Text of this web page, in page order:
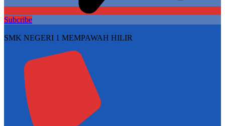
Subcribe
SMK NEGERI 1 MEMPAWAH HILIR